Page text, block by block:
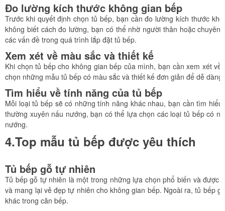
Đo lường kích thước không gian bếp
Trước khi quyết định chọn tủ bếp, bạn cần đo lường kích thước
không biết cách đo lường, bạn có thể nhờ người thân hoặc
các vấn đề trong quá trình lắp đặt tủ bếp.
Xem xét về màu sắc và thiết kế
Khi chọn tủ bếp cho không gian bếp của mình, bạn cần xem xét
chọn những mẫu tủ bếp có màu sắc và thiết kế đơn giản để dễ
Tìm hiểu về tính năng của tủ bếp
Mỗi loại tủ bếp sẽ có những tính năng khác nhau, bạn cần tìm
thường xuyên nấu nướng, bạn có thể lựa chọn các loại tủ bếp có
nướng.
4.Top mẫu tủ bếp được yêu thích
Tủ bếp gỗ tự nhiên
Tủ bếp gỗ tự nhiên là một trong những lựa chọn phổ biến và
và mang lại vẻ đẹp tự nhiên cho không gian bếp. Ngoài ra, tủ bếp
khác trong căn bếp.